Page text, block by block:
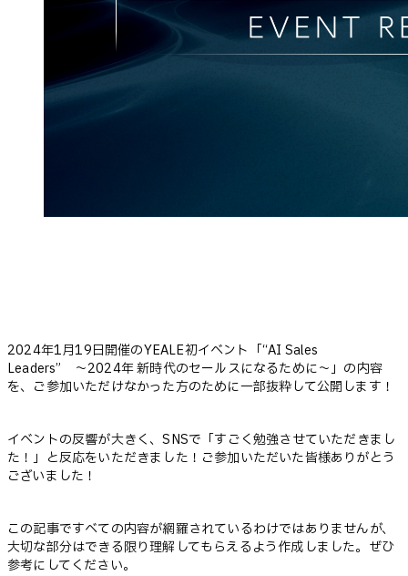
2024年1月19日開催のYEALE初イベント「“AI Sales
Leaders” 〜2024年 新時代のセールスになるために〜」の内容
を、ご参加いただけなかった方のために一部抜粋して公開します！
イベントの反響が大きく、SNSで「すごく勉強させていただきまし
た！」と反応をいただきました！ご参加いただいた皆様ありがとう
ございました！
この記事ですべての内容が網羅されているわけではありませんが、
大切な部分はできる限り理解してもらえるよう作成しました。ぜひ
参考にしてください。